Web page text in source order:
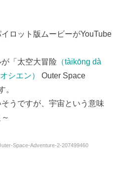
ロット版ムービーがYouTube
「太空大冒险 （tàikōng dà
シエン）
Outer Space
。
うですが、宇宙という意味
Space-Adventure-2-207499460